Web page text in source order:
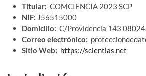
Titular: COMCIENCIA 2023 SCP
NIF: J56515000
Domicilio: C/Providencia 143
Correo electrónico:
Sitio Web: https://scientias.net